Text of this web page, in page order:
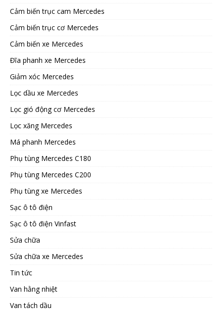
Cảm biến trục cam Mercedes
Cảm biến trục cơ Mercedes
Cảm biến xe Mercedes
Đĩa phanh xe Mercedes
Giảm xóc Mercedes
Lọc dầu xe Mercedes
Lọc gió động cơ Mercedes
Lọc xăng Mercedes
Má phanh Mercedes
Phụ tùng Mercedes C180
Phụ tùng Mercedes C200
Phụ tùng xe Mercedes
Sạc ô tô điện
Sạc ô tô điện Vinfast
Sửa chữa
Sửa chữa xe Mercedes
Tin tức
Van hằng nhiệt
Van tách dầu